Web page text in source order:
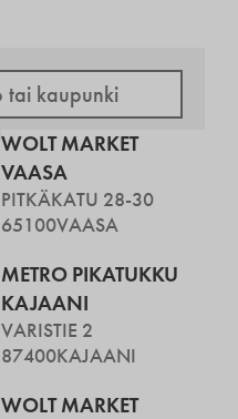
WOLT MARKET
VAASA
PITKÄKATU 28-30
65100VAASA
METRO PIKATUKKU
KAJAANI
VARISTIE 2
87400KAJAANI
WOLT MARKET